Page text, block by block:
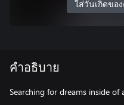
ใส่วันเกิดขอ
คำอธิบาย
Searching for dreams inside of